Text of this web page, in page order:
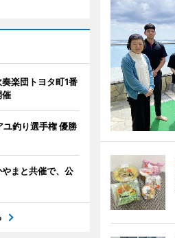
楽団トヨタ町1番
釣り選手権 優勝
まと共催で、公